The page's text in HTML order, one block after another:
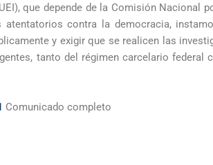
que depende de la Comisión Nacional
contra la democracia,
y exigir que se realicen las
tanto del régimen carcelario federal
Comunicado completo